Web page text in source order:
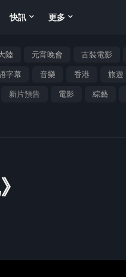
快訊 更多
陸 元宵晚會 古裝電影
字幕 音樂 香港 旅遊
新片預告 電影 綜藝